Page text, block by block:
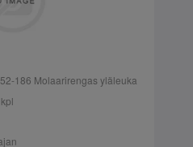
186 Molaarirengas yläleuka